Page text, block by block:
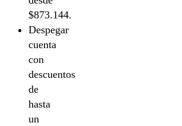
$873.144.
Despegar
cuenta
con
descuentos
de
hasta
un